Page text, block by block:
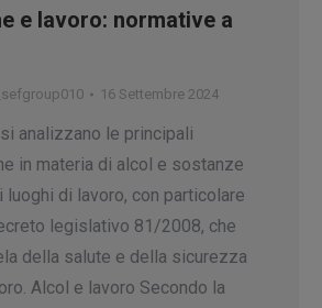
e lavoro: normative a
16 Settembre 2024
analizzano le principali
in materia di alcol e sostanze
di lavoro, con particolare
legislativo 81/2008, che
della salute e della sicurezza
Alcol e lavoro Secondo la